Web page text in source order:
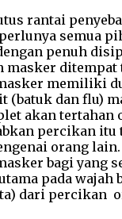
rantai
semua
penuh
masker ditempat
memiliki
(batuk dan flu)
akan tertahan
percikan itu
orang lain.
bagi yang
pada wajah
dari percikan